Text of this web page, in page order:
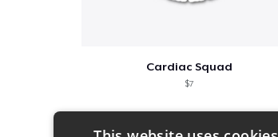
Cardiac Squad
$7